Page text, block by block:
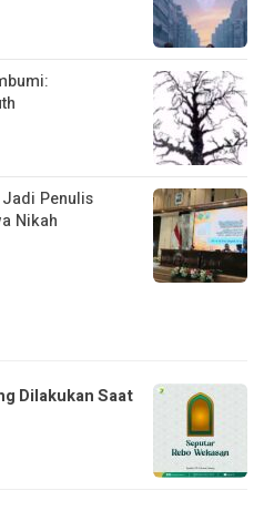
Penulis
Nikah
Dilakukan Saat